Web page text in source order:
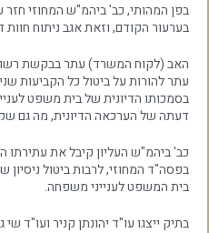
בפן המהותי, כב' ביהמ"ש המחוזי
בערעור הקודם, וזאת אגב ניתוח
האב (לקוח המשרד) עתר בבקשת
עתר להורות על ביטול כל הקביעות
בסמכותו הדיונית של בית משפט
דעתה של הערכאה הדיונית, מה גם
כב' ביהמ"ש העליון קיבל את
בפסה"ד המחוזי, לרבות ביטול
בית המשפט לענייני משפחה.
בתיק ייצגו עו"ד יהונתן קניר ועו"ד